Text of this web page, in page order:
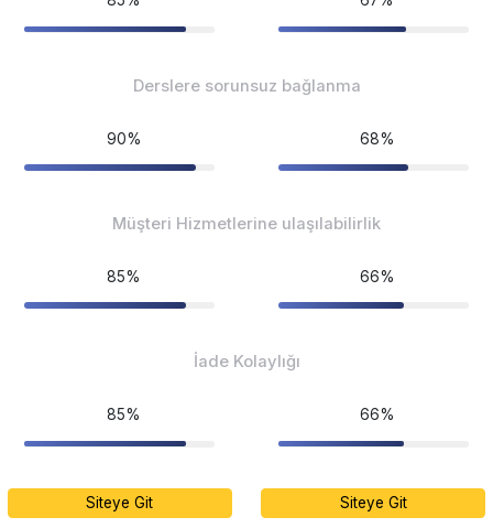
Derslere sorunsuz bağlanma
90% 68%
Müşteri Hizmetlerine ulaşılabilirlik
85% 66%
İade Kolaylığı
85% 66%
Siteye Git Siteye Git